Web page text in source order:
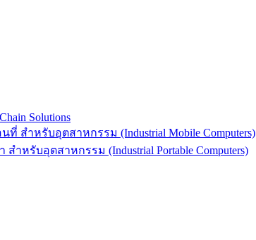
Solutions
สำหรับอุตสาหกรรม (Industrial Mobile Computers)
หรับอุตสาหกรรม (Industrial Portable Computers)